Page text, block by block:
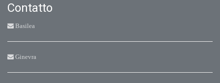
Contatto
Basilea
Ginevra